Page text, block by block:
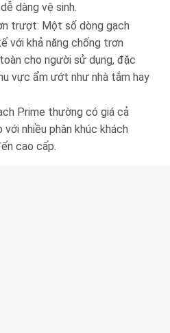
dàng vệ sinh.
trượt: Một số dòng gạch
với khả năng chống trơn
cho người sử dụng, đặc
vực ẩm ướt như nhà tắm hay
Prime thường có giá cả
với nhiều phân khúc khách
cao cấp.